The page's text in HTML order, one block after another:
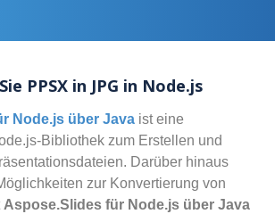
PPSX in JPG in Node.js
Node.js über Java ist eine
Bibliothek zum Erstellen und
Darüber hinaus
zur Konvertierung von
Aspose.Slides für Node.js über Java